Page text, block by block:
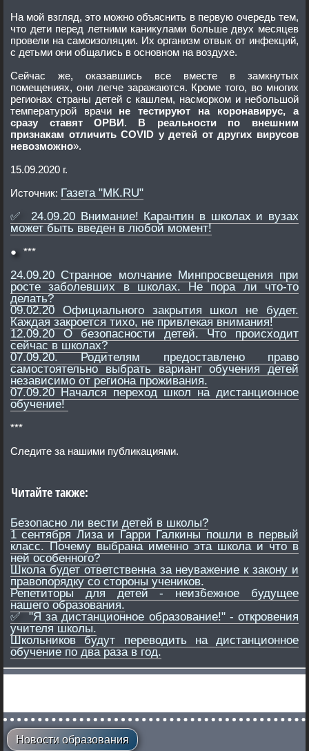
На мой взгляд, это можно объяснить в первую очередь тем,
что дети перед летними каникулами больше двух месяцев
провели на самоизоляции. Их организм отвык от инфекций,
с детьми они общались в основном на воздухе.
Сейчас же, оказавшись все вместе в замкнутых
помещениях, они легче заражаются. Кроме того, во многих
регионах страны детей с кашлем, насморком и небольшой
температурой врачи не тестируют на коронавирус, а
сразу ставят ОРВИ. В реальности по внешним
признакам отличить COVID у детей от других вирусов
невозможно».
15.09.2020 г.
Источник: Газета "МК.RU"
✅
24.09.20 Внимание! Карантин в школах и вузах
может быть введен в любой момент!
● ***
24.09.20 Странное молчание Минпросвещения при
росте заболевших в школах. Не пора ли что-то
делать?
09.02.20 Официального закрытия школ не будет.
Каждая закроется тихо, не привлекая внимания!
12.09.20 О безопасности детей. Что происходит
сейчас в школах?
07.09.20. Родителям предоставлено право
самостоятельно выбрать вариант обучения детей
независимо от региона проживания.
07.09.20 Начался переход школ на дистанционное
обучение!
***
Следите за нашими публикациями.
Читайте также:
Безопасно ли вести детей в школы?
1 сентября Лиза и Гарри Галкины пошли в первый
класс. Почему выбрана именно эта школа и что в
ней особенного?
Школа будет ответственна за неуважение к закону и
правопорядку со стороны учеников.
Репетиторы для детей - неизбежное будущее
нашего образования.
✅ "Я за дистанционное образование!" - откровения
учителя школы.
Школьников будут переводить на дистанционное
обучение по два раза в год.
Новости образования